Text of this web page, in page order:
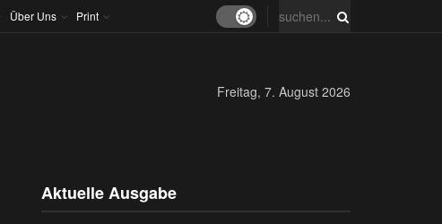
Über Uns Print
Freitag, 7. August 2026
Aktuelle Ausgabe